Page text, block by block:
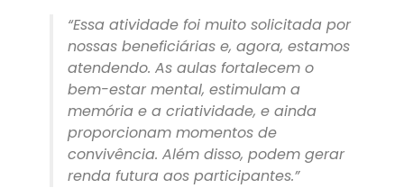
“Essa atividade foi muito solicitada por
nossas beneficiárias e, agora, estamos
atendendo. As aulas fortalecem o
bem-estar mental, estimulam a
memória e a criatividade, e ainda
proporcionam momentos de
convivência. Além disso, podem gerar
renda futura aos participantes.”